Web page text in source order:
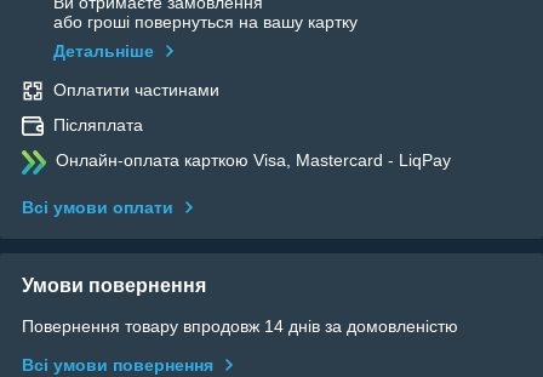
або гроші повернуться на вашу картку
Детальніше
Оплатити частинами
Післяплата
Онлайн-оплата карткою Visa, Mastercard - LiqPay
Всі умови оплати
Умови повернення
Повернення товару впродовж 14 днів за домовленістю
Всі умови повернення